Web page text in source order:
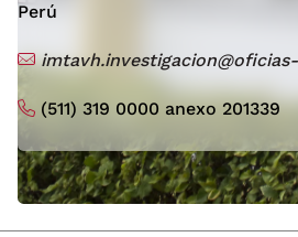
Perú
(511) 319 0000 anexo 201339